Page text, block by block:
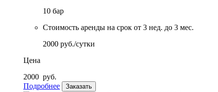
10 бар
Стоимость аренды на срок от 3 нед. до 3 мес.
2000 руб./сутки
Цена
2000 руб.
Подробнее
Заказать